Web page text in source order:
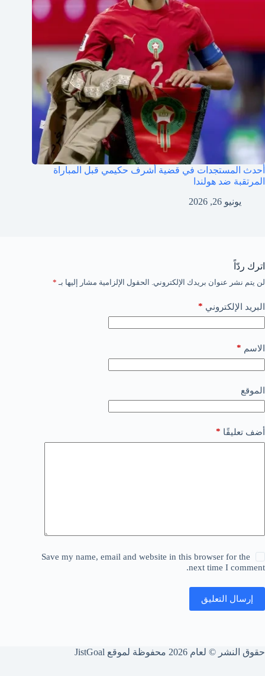
أحدث المستجدات في قضية أشرف حكيمي قبل المباراة
المرتقبة ضد هولندا
يونيو 26, 2026
اترك ردّاً
لن يتم نشر عنوان بريدك الإلكتروني. الحقول الإلزامية مشار إليها بـ *
البريد الإلكتروني *
الاسم *
الموقع
أضف تعليقًا *
Save my name, email and website in this browser for the
next time I comment.
إرسال التعليق
حقوق النشر © لعام 2026 محفوظة لموقع JistGoal